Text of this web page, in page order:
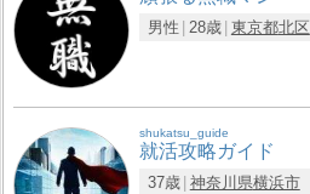
男性 28歳 東京都北区
shukatsu_guide
就活攻略ガイド
37歳 神奈川県横浜市